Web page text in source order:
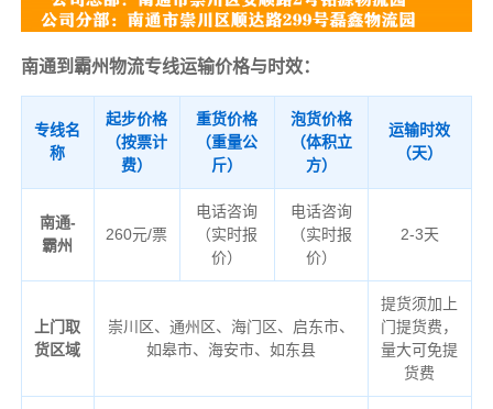
南通到霸州物流专线运输价格与时效：
专线名
称
起步价格
（按票计
费）
重货价格
（重量公
斤）
泡货价格
（体积立
方）
运输时效
（天）
南通-
霸州
260元/票
电话咨询
（实时报
价）
电话咨询
（实时报
价）
2-3天
上门取
货区域
崇川区、通州区、海门区、启东市、
如皋市、海安市、如东县
提货须加上
门提货费，
量大可免提
货费